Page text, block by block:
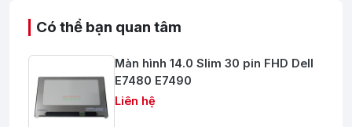
Thiết bị kiểm tra nguồn laptop.
Máy đo và kiểm tra pin.
Dụng cụ kiểm tra bo mạch và mainboard.
Các sản phẩm được lựa chọn từ những thương hiệu uy tín,
giúp đảm bảo độ chính xác và an toàn trong quá trình làm
Có thể bạn quan tâm
Màn hình 14.0 Slim 30 pin FHD Dell
E7480 E7490
Liên hệ